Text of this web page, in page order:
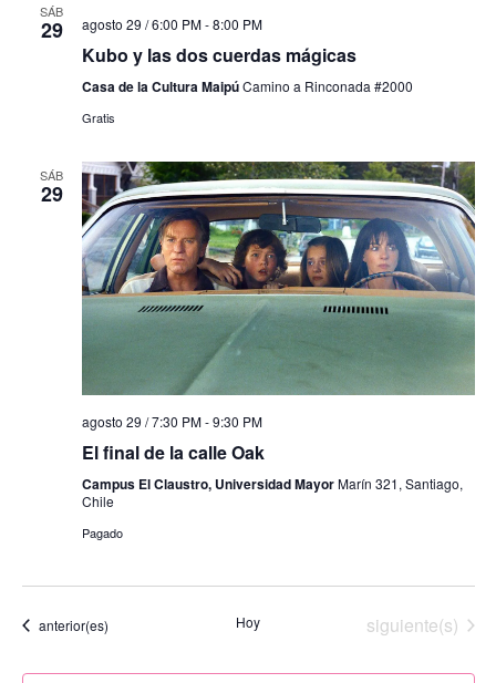
SÁB
29 agosto 29 / 6:00 PM-8:00 PM
Kubo y las dos cuerdas mágicas
Casa de la Cultura MaipúCamino a Rinconada #2000
Gratis
SÁB
29
agosto 29 / 7:30 PM-9:30 PM
El final de la calle Oak
Campus El Claustro, Universidad MayorMarín 321, Santiago,
Chile
Pagado
Eventos
anterior(es) Hoy Eventos
siguiente(s)